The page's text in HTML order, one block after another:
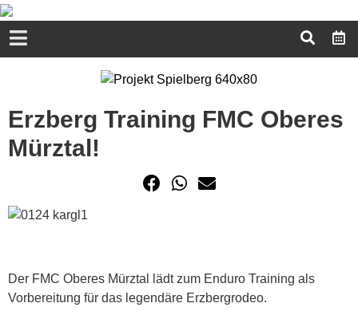
Erzberg Training FMC Oberes
Mürztal!
Der FMC Oberes Mürztal lädt zum Enduro Training als
Vorbereitung für das legendäre Erzbergrodeo.